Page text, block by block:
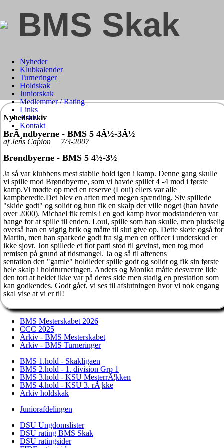
BMS Skak
Nyheder
Klubkalender
Turneringer
Holdskak
Juniorskak
Medlemmer / Rating
Links
Arkiv
Kontakt
Nyhedsarkiv
BrÃ¸ndbyerne - BMS 5 4Â½-3Â½
af Jens Capion 7/3-2007
Brøndbyerne - BMS 5 4½-3½
Ja så var klubbens mest stabile hold igen i kamp. Denne gang skulle
vi spille mod Brøndbyerne, som vi havde spillet 4 -4 mod i første
kamp.Vi mødte op med en reserve (Loui) ellers var alle
kampberedte.Det blev en aften med megen spænding. Siv spillede
"skide godt" og solidt og hun fik en skalp der ville noget (han havde
over 2000). Michael fik remis i en god kamp hvor modstanderen var
bange for at spille til enden. Loui, spille som han skulle, men
overså han en vigtig brik og måtte til slut give op. Dette skete også for
Martin, men han sparkede godt fra sig men en officer i underskud er
ikke sjovt. Jon spillede et flot parti stod til gevinst, men tog mod
remisen på grund af tidsmangel. Ja og så til aftenens
sentation den "gamle" holdleder spille godt og solidt og fik sin første
hele skalp i holdturneringen. Anders og Monika måtte desværre lide
den tort at heldet ikke var på deres side men stadig en prestation som
kan godkendes. Godt gået, vi ses til afslutningen hvor vi nok engang
skal vise at vi er til!
BMS Mesterskabet 2026
CCC 2025
Arkiv - BMS Mesterskabet
Arkiv - BMS Turneringer
BMS 1.hold - Skakligaen
BMS 2.hold - 1. division Grp 1
BMS 3.hold - KSU MesterrÃ¦kken
BMS 4.hold - KSU 3. rÃ¦kke
Arkiv holdskak
Juniorafdelingen
DSU Ungdomslister
DSU rating BMS Skak
DSU ratingsider